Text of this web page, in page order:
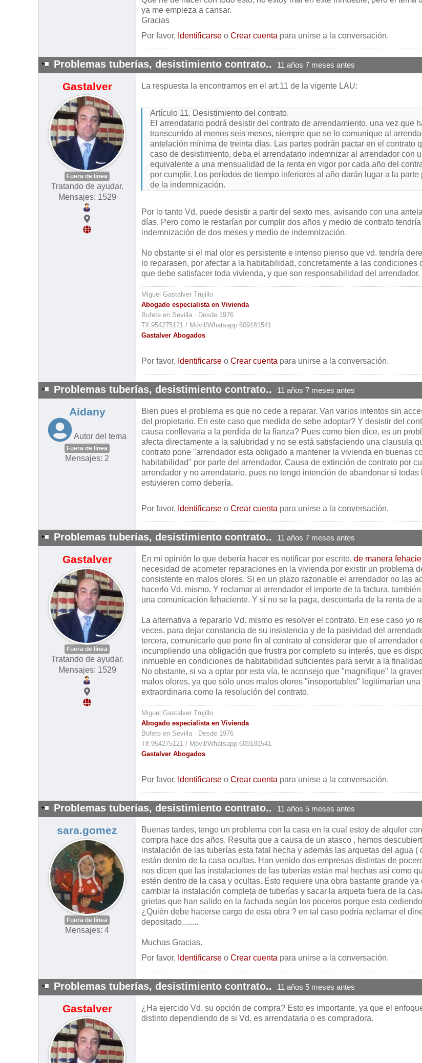
ya me empieza a cansar.
Gracias
Por favor, Identificarse o Crear cuenta para unirse a la conversación.
Problemas tuberías, desistimiento contrato.. 11 años 7 meses antes
Gastalver
Fuera de línea
Tratando de ayudar.
Mensajes: 1529
La respuesta la encontramos en el art.11 de la vigente LAU:
Artículo 11. Desistimiento del contrato.
El arrendatario podrá desistir del contrato de arrendamiento, una vez que
transcurrido al menos seis meses, siempre que se lo comunique al
antelación mínima de treinta días. Las partes podrán pactar en el contrato
caso de desistimiento, deba el arrendatario indemnizar al arrendador con
equivalente a una mensualidad de la renta en vigor por cada año del
por cumplir. Los períodos de tiempo inferiores al año darán lugar a la parte
de la indemnización.
Por lo tanto Vd. puede desistir a partir del sexto mes, avisando con una
días. Pero como le restarían por cumplir dos años y medio de contrato
indemnización de dos meses y medio de indemnización.
No obstante si el mal olor es persistente e intenso pienso que vd. tendría
lo reparasen, por afectar a la habitabilidad, concretamente a las condiciones
que debe satisfacer toda vivienda, y que son responsabilidad del arrendador.
Miguel Gastalver Trujillo
Abogado especialista en Vivienda
Bufete en Sevilla · Desde 1976
Tlf.954275121 / Móvil/Whatsapp 609181541
Gastalver Abogados
Por favor, Identificarse o Crear cuenta para unirse a la conversación.
Problemas tuberías, desistimiento contrato.. 11 años 7 meses antes
Aidany
Autor del tema
Fuera de línea
Mensajes: 2
Bien pues el problema es que no cede a reparar. Van varios intentos sin
del propietario. En este caso que medida de sebe adoptar? Y desistir del
causa conllevaría a la perdida de la fianza? Pues como bien dice, es un
afecta directamente a la salubridad y no se está satisfaciendo una clausula
contrato pone "arrendador esta obligado a mantener la vivienda en buenas
habitabilidad" por parte del arrendador. Causa de extinción de contrato por
arrendador y no arrendatario, pues no tengo intención de abandonar si todas
estuvieren como debería.
Por favor, Identificarse o Crear cuenta para unirse a la conversación.
Problemas tuberías, desistimiento contrato.. 11 años 7 meses antes
Gastalver
Fuera de línea
Tratando de ayudar.
Mensajes: 1529
En mi opinión lo que debería hacer es notificar por escrito, de manera
necesidad de acometer reparaciones en la vivienda por existir un problema
consistente en malos olores. Si en un plazo razonable el arrendador no las
hacerlo Vd. mismo. Y reclamar al arrendador el importe de la factura,
una comunicación fehaciente. Y si no se la paga, descontarla de la renta de
La alternativa a repararlo Vd. mismo es resolver el contrato. En ese caso yo
veces, para dejar constancia de su insistencia y de la pasividad del
tercera, comunicarle que pone fin al contrato al considerar que el arrendador
incumpliendo una obligación que frustra por completo su interés, que es
inmueble en condiciones de habitabilidad suficientes para servir a la
No obstante, si va a optar por esta vía, le aconsejo que "magnifique" la
malos olores, ya que sólo unos malos olores "insoportables" legitimarían
extraordinaria como la resolución del contrato.
Miguel Gastalver Trujillo
Abogado especialista en Vivienda
Bufete en Sevilla · Desde 1976
Tlf.954275121 / Móvil/Whatsapp 609181541
Gastalver Abogados
Por favor, Identificarse o Crear cuenta para unirse a la conversación.
Problemas tuberías, desistimiento contrato.. 11 años 5 meses antes
sara.gomez
Fuera de línea
Mensajes: 4
Buenas tardes, tengo un problema con la casa en la cual estoy de alquler
compra hace dos años. Resulta que a causa de un atasco , hemos
instalación de las tuberías esta fatal hecha y además las arquetas del agua (
están dentro de la casa ocultas. Han venido dos empresas distintas de
nos dicen que las instalaciones de las tuberías están mal hechas asi como
estén dentro de la casa y ocultas. Esto requiere una obra bastante grande ya
cambiar la instalación completa de tuberías y sacar la arqueta fuera de la
grietas que han salido en la fachada según los poceros porque esta
¿Quién debe hacerse cargo de esta obra ? en tal caso podría reclamar el
depositado........
Muchas Gracias.
Por favor, Identificarse o Crear cuenta para unirse a la conversación.
Problemas tuberías, desistimiento contrato.. 11 años 5 meses antes
Gastalver
¿Ha ejercido Vd. su opción de compra? Esto es importante, ya que el
distinto dependiendo de si Vd. es arrendataria o es compradora.